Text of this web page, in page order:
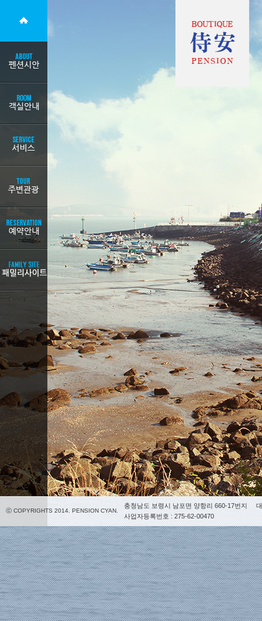
ⓒ COPYRIGHTS 2014. PENSION CYAN.
충청남도 보령시 남포면 양항리 660-17번지
사업자등록번호 : 275-62-00470